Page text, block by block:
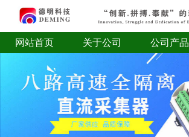
网站首页 关于公司 公司产品